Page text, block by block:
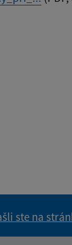
ste na